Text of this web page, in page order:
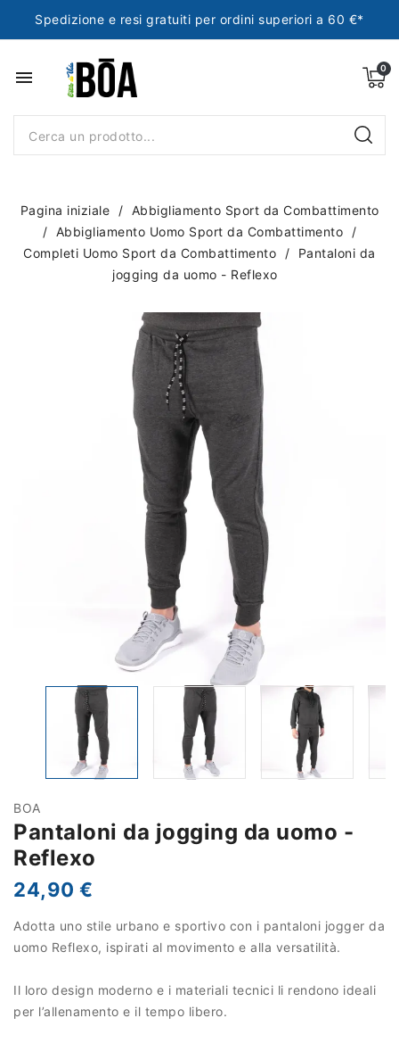
Spedizione e resi gratuiti per ordini superiori a 60 €*
menu
Pagina iniziale
Abbigliamento Sport da Combattimento
Abbigliamento Uomo Sport da Combattimento
Completi Uomo Sport da Combattimento
Pantaloni da
jogging da uomo - Reflexo
BOA
Pantaloni da jogging da uomo -
Reflexo
24,90 €
Adotta uno stile urbano e sportivo con i pantaloni jogger da
uomo Reflexo, ispirati al movimento e alla versatilità.
Il loro design moderno e i materiali tecnici li rendono ideali
per l’allenamento e il tempo libero.